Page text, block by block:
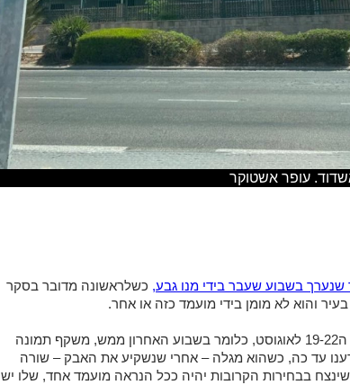
עופר אשטוקר
בשבוע שעבר בידי מנו גבע, כשלראשונה מדובר בסקר
והוא לא מומן בידי מועמד כזה או אחר.
הסקר, שנערך בין ה19-22 לאוגוסט, כלומר בשבוע האחרון ממש, משקף תמונה
עד כה, כשהוא מגלה – אחרי שנשקיע את האבק – שורה
בבחירות הקרובות יהיה ככל הנראה מועמד אחד, שלו יש